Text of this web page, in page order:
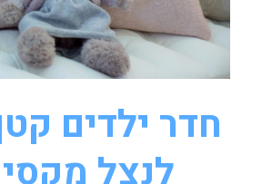
חדר ילדים
לנצל